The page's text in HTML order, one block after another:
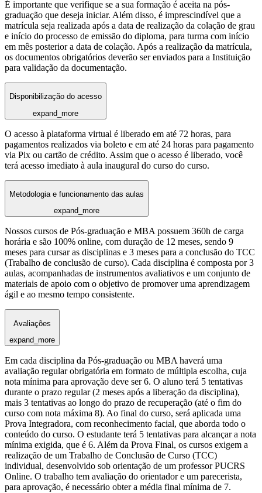
É importante que verifique se a sua formação é aceita na pós-
graduação que deseja iniciar. Além disso, é imprescindível que a
matrícula seja realizada após a data de realização da colação de grau
e início do processo de emissão do diploma, para turma com início
em mês posterior a data de colação. Após a realização da matrícula,
os documentos obrigatórios deverão ser enviados para a Instituição
para validação da documentação.
Disponibilização do acesso
expand_more
O acesso à plataforma virtual é liberado em até 72 horas, para
pagamentos realizados via boleto e em até 24 horas para pagamento
via Pix ou cartão de crédito. Assim que o acesso é liberado, você
terá acesso imediato à aula inaugural do curso do curso.
Metodologia e funcionamento das aulas
expand_more
Nossos cursos de Pós-graduação e MBA possuem 360h de carga
horária e são 100% online, com duração de 12 meses, sendo 9
meses para cursar as disciplinas e 3 meses para a conclusão do TCC
(Trabalho de conclusão de curso). Cada disciplina é composta por 3
aulas, acompanhadas de instrumentos avaliativos e um conjunto de
materiais de apoio com o objetivo de promover uma aprendizagem
ágil e ao mesmo tempo consistente.
Avaliações
expand_more
Em cada disciplina da Pós-graduação ou MBA haverá uma
avaliação regular obrigatória em formato de múltipla escolha, cuja
nota mínima para aprovação deve ser 6. O aluno terá 5 tentativas
durante o prazo regular (2 meses após a liberação da disciplina),
mais 3 tentativas ao longo do prazo de recuperação (até o fim do
curso com nota máxima 8). Ao final do curso, será aplicada uma
Prova Integradora, com reconhecimento facial, que aborda todo o
conteúdo do curso. O estudante terá 5 tentativas para alcançar a nota
mínima exigida, que é 6. Além da Prova Final, os cursos exigem a
realização de um Trabalho de Conclusão de Curso (TCC)
individual, desenvolvido sob orientação de um professor PUCRS
Online. O trabalho tem avaliação do orientador e um parecerista,
para aprovação, é necessário obter a média final mínima de 7.